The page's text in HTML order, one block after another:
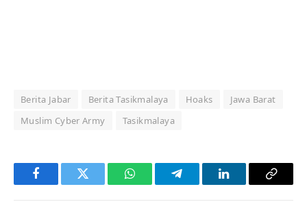
Berita Jabar Berita Tasikmalaya Hoaks
Jawa Barat
Muslim Cyber Army
Tasikmalaya
FacebookTwitter WhatsAppTelegramLinkedInCopy